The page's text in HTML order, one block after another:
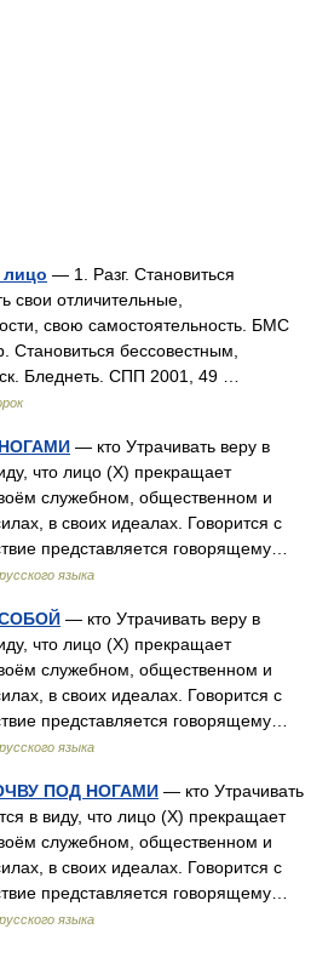
лицо — 1. Разг. Становиться
свои отличительные,
свою самостоятельность. БМС
бессовестным,
Бледнеть. СПП 2001, 49 …
— кто Утрачивать веру в
что лицо (Х) прекращает
служебном, общественном и
в своих идеалах. Говорится с
представляется говорящему…
языка
— кто Утрачивать веру в
что лицо (Х) прекращает
служебном, общественном и
в своих идеалах. Говорится с
представляется говорящему…
языка
ПОД НОГАМИ — кто Утрачивать
в виду, что лицо (Х) прекращает
служебном, общественном и
в своих идеалах. Говорится с
представляется говорящему…
языка